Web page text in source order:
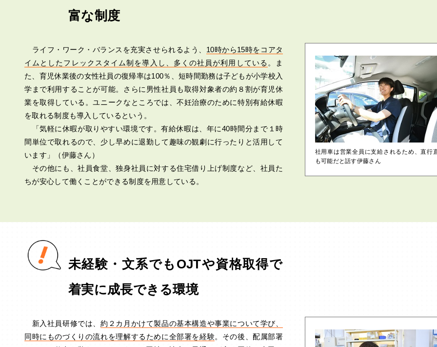
富な制度
ライフ・ワーク・バランスを充実させられるよう、 10時から15時をコアタ
イムとしたフレックスタイム制を導入し、多くの社員が利用している 。ま
た、育児休業後の女性社員の復帰率は100％、短時間勤務は子どもが小学校入
学まで利用することが可能。さらに男性社員も取得対象者の約８割が育児休
業を取得している。ユニークなところでは、不妊治療のために特別有給休暇
を取れる制度も導入しているという。
「気軽に休暇が取りやすい環境です。有給休暇は、年に40時間分まで１時
間単位で取れるので、少し早めに退勤して趣味の観劇に行ったりと活用して
います」（伊藤さん）
その他にも、社員食堂、独身社員に対する住宅借り上げ制度など、社員た
ちが安心して働くことができる制度を用意している。
社用車は営業全員に支給されるため、直行
も可能だと話す伊藤さん
未経験・文系でもOJTや資格取得で
着実に成長できる環境
新入社員研修では、約２カ月かけて製品の基本構造や事業について学び、
同時にものづくりの流れを理解するために全部署を経験。その後、配属部署